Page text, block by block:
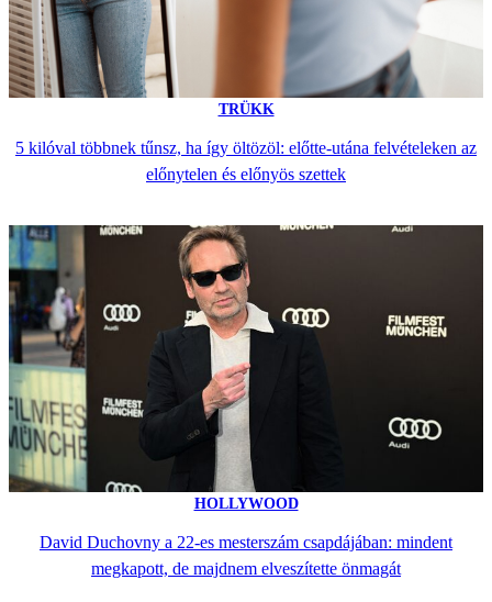
TRÜKK
5 kilóval többnek tűnsz, ha így öltözöl: előtte-utána felvételeken az
előnytelen és előnyös szettek
HOLLYWOOD
David Duchovny a 22-es mesterszám csapdájában: mindent
megkapott, de majdnem elveszítette önmagát